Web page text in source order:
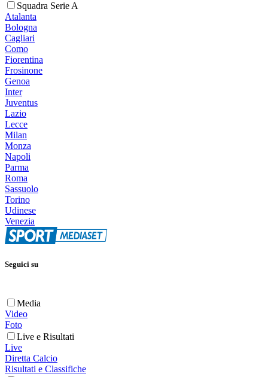
Squadra Serie A
Atalanta
Bologna
Cagliari
Como
Fiorentina
Frosinone
Genoa
Inter
Juventus
Lazio
Lecce
Milan
Monza
Napoli
Parma
Roma
Sassuolo
Torino
Udinese
Venezia
Seguici su
Media
Video
Foto
Live e Risultati
Live
Diretta Calcio
Risultati e Classifiche